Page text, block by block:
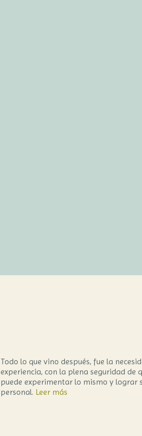
Todo lo que vino después, fue la
experiencia, con la plena seguridad de
puede experimentar lo mismo y lograr
personal. Leer más